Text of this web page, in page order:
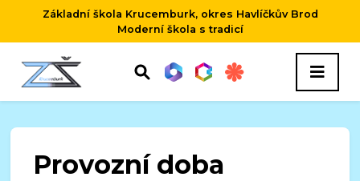
Základní škola Krucemburk, okres Havlíčkův Brod
Moderní škola s tradicí
Provozní doba